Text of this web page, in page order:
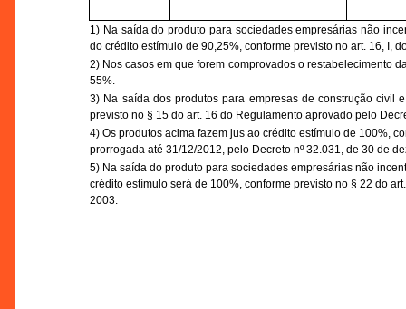
1) Na saída do produto para sociedades empresárias não
do crédito estímulo de 90,25%, conforme previsto no art. 16, I,
2) Nos casos em que forem comprovados o restabelecimento
55%.
3) Na saída dos produtos para empresas de construção civil
previsto no § 15 do art. 16 do Regulamento aprovado pelo
4) Os produtos acima fazem jus ao crédito estímulo de 100%,
prorrogada até 31/12/2012, pelo Decreto nº 32.031, de 30 de
5) Na saída do produto para sociedades empresárias não
crédito estímulo será de 100%, conforme previsto no § 22 do
2003.